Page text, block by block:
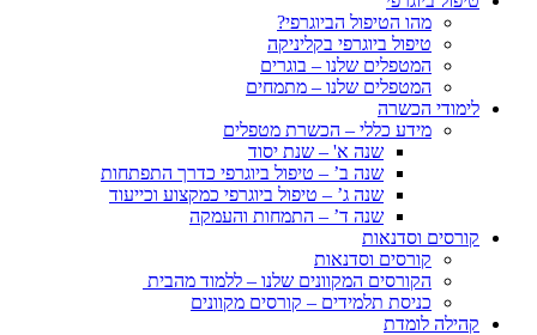
מהו הטיפול הביוגרפי?
טיפול ביוגרפי בקליניקה
המטפלים שלנו – בוגרים
המטפלים שלנו – מתמחים
לימודי הכשרה
מידע כללי – הכשרת מטפלים
שנה א' – שנת יסוד
שנה ב’ – טיפול ביוגרפי כדרך התפתחות
שנה ג’ – טיפול ביוגרפי כמקצוע וכייעוד
שנה ד’ – התמחות והעמקה
קורסים וסדנאות
קורסים וסדנאות
הקורסים המקוונים שלנו – ללמוד מהבית
כניסת תלמידים – קורסים מקוונים
קהילה לומדת